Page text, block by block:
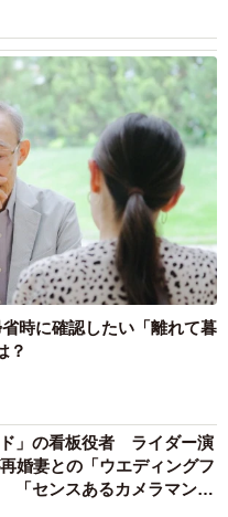
時に確認したい「離れて暮
？
」の看板役者 ライダー演
婚妻との「ウエディングフ
「センスあるカメラマン求